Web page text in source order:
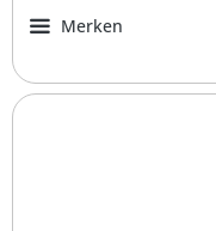
Merken